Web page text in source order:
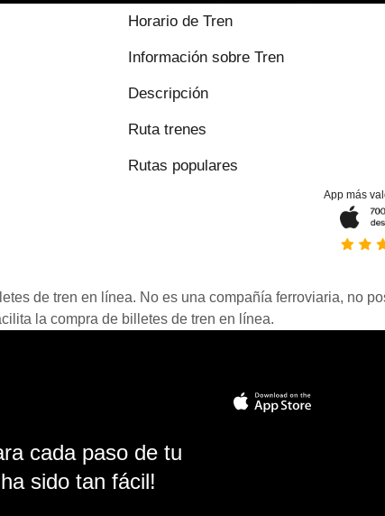
Horario de Tren
Información sobre Tren
Descripción
Ruta trenes
Rutas populares
App más
de tren en línea. No es una compañía ferroviaria, no
la compra de billetes de tren en línea.
cada paso de tu
sido tan fácil!
9 / 10 basado